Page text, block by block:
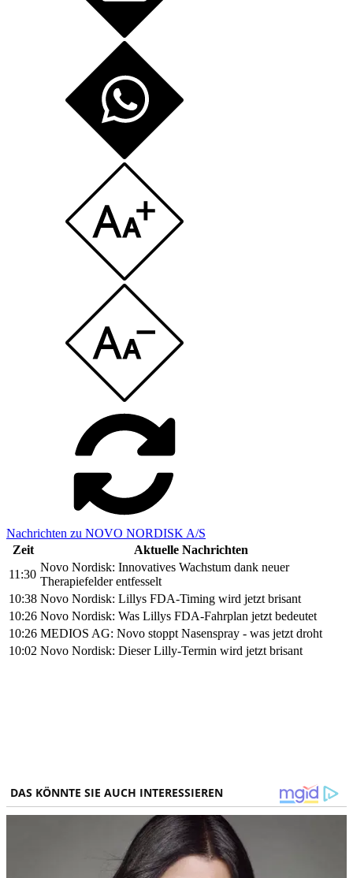
Nachrichten zu NOVO NORDISK A/S
Zeit
Aktuelle Nachrichten
11:30
Novo Nordisk: Innovatives Wachstum dank neuer
Therapiefelder entfesselt
10:38 Novo Nordisk: Lillys FDA-Timing wird jetzt brisant
10:26 Novo Nordisk: Was Lillys FDA-Fahrplan jetzt bedeutet
10:26 MEDIOS AG: Novo stoppt Nasenspray - was jetzt droht
10:02 Novo Nordisk: Dieser Lilly-Termin wird jetzt brisant